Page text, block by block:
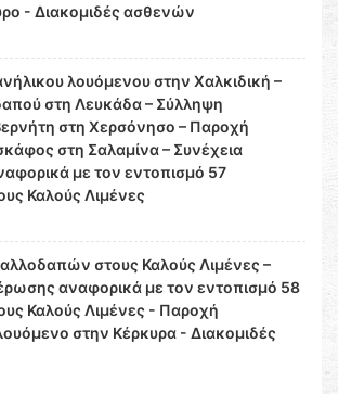
- Διακομιδές ασθενών
λουόμενου στην Χαλκιδική –
στη Λευκάδα – Σύλληψη
στη Χερσόνησο – Παροχή
στη Σαλαμίνα – Συνέχεια
με τον εντοπισμό 57
Καλούς Λιμένες
στους Καλούς Λιμένες –
αναφορικά με τον εντοπισμό 58
Καλούς Λιμένες - Παροχή
στην Κέρκυρα - Διακομιδές